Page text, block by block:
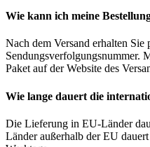
Wie kann ich meine
Nach dem Versand erhalten Sie
Sendungsverfolgungsnummer.
Paket auf der Website des
Wie lange dauert die
Die Lieferung in EU-Länder
Länder außerhalb der EU